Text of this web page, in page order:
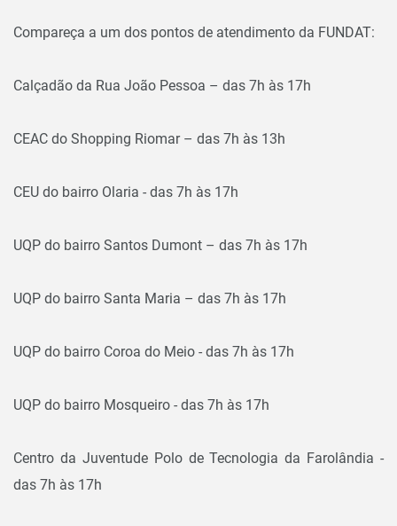
Compareça a um dos pontos de atendimento da FUNDAT:
Calçadão da Rua João Pessoa – das 7h às 17h
CEAC do Shopping Riomar – das 7h às 13h
CEU do bairro Olaria - das 7h às 17h
UQP do bairro Santos Dumont – das 7h às 17h
UQP do bairro Santa Maria – das 7h às 17h
UQP do bairro Coroa do Meio - das 7h às 17h
UQP do bairro Mosqueiro - das 7h às 17h
Centro da Juventude Polo de Tecnologia da Farolândia -
das 7h às 17h